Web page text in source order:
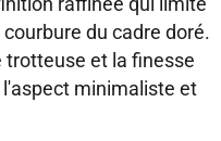
du cadre doré.
trotteuse et la finesse
minimaliste et